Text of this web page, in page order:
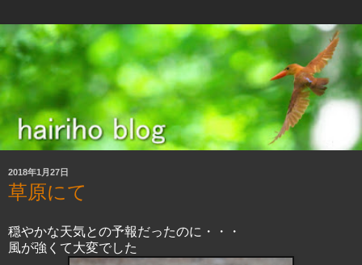
2018年1月27日
草原にて
穏やかな天気との予報だったのに・・・
風が強くて大変でした